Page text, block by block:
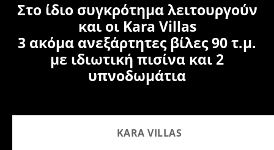
Στο ίδιο συγκρότημα λειτουργούν
και οι Kara Villas
3 ακόμα ανεξάρτητες βίλες 90 τ.μ.
με ιδιωτική πισίνα και 2
υπνοδωμάτια
KARA VILLAS